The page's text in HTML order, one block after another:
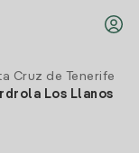
Cruz de Tenerife
Los Llanos